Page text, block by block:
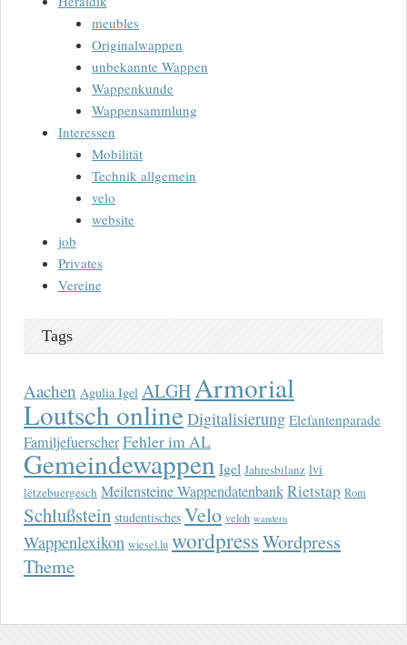
meubles
Originalwappen
unbekannte Wappen
Wappenkunde
Wappensammlung
Interessen
Mobilität
Technik allgemein
velo
website
job
Privates
Vereine
Tags
Aachen Agulia Igel ALGH Armorial
Loutsch onlineDigitalisierung Elefantenparade
FamiljefuerscherFehler im AL
Gemeindewappen Igel Jahresbilanz lvi
lëtzebuergesch Meilensteine WappendatenbankRietstap Rom
Schlußstein studentisches Velo veloh wandern
Wappenlexikon wiesel.lu wordpressWordpress
Theme